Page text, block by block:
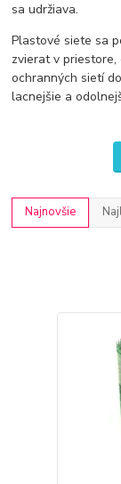
sa udržiava.
Plastové siete sa
zvierat v priestore,
ochranných sietí
lacnejšie a
Najnovšie